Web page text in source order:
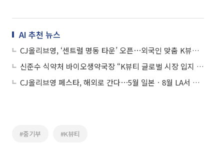
AI 추천 뉴스
CJ올리브영, ‘센트럴 명동 타운’ 오픈⋯외국인 맞춤 K뷰티 거점 조성
신준수 식약처 바이오생약국장 “K뷰티 글로벌 시장 입지 확대, 정부도 물심양면 지원”
CJ올리브영 페스타, 해외로 간다⋯5월 일본ㆍ8월 LA서 개최
#중기부 #K뷰티